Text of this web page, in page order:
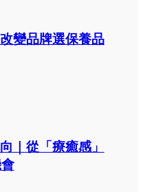
變品牌選保養品
｜從「療癒感」